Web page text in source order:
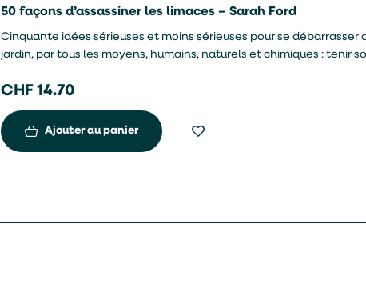
50 façons d’assassiner les limaces – Sarah Ford
Cinquante idées sérieuses et moins sérieuses pour se débarrasser
jardin, par tous les moyens, humains, naturels et chimiques : tenir
barrières naturelles comme des coquilles d’oeuf, etc.
CHF 14.70
Ajouter au panier